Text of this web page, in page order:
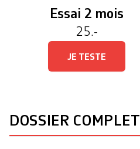
Essai 2 mois
25.-
JE TESTE
DOSSIER COMPLET